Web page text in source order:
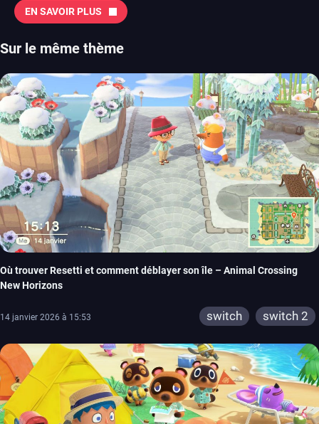
EN SAVOIR PLUS
Sur le même thème
Où trouver Resetti et comment déblayer son île – Animal Crossing
New Horizons
14 janvier 2026 à 15:53 switch switch 2